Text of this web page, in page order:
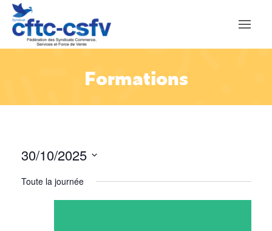
Formations
30/10/2025
une
Toute la journée